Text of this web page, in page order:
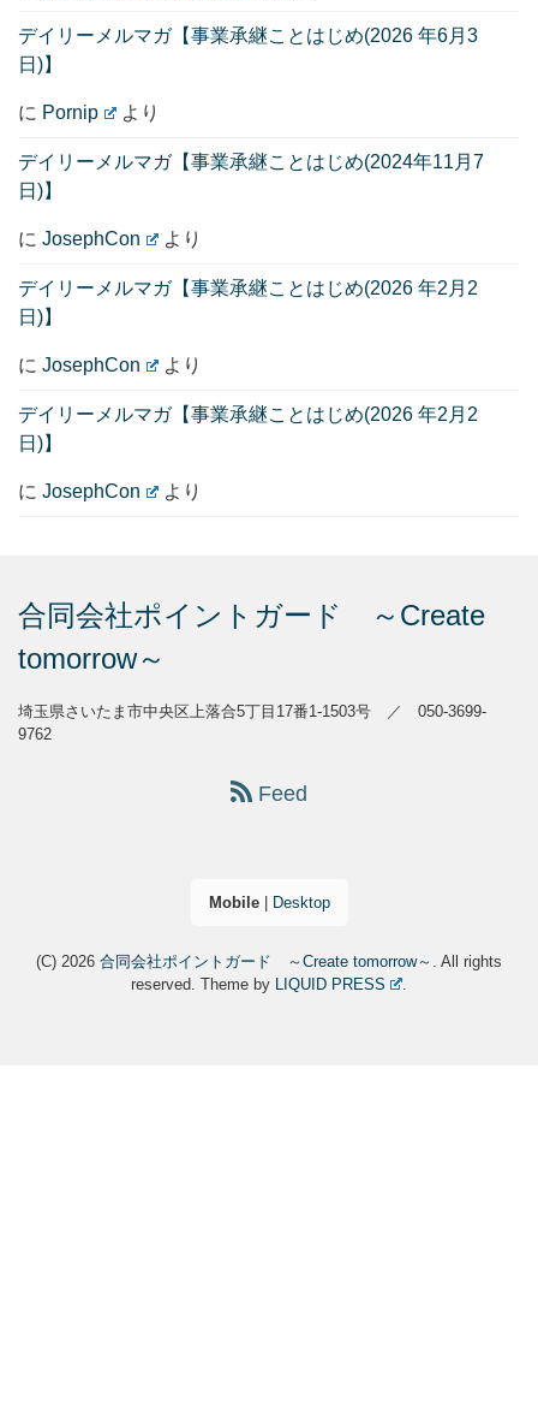
デイリーメルマガ【事業承継ことはじめ(2026 年6月3
日)】
に Pornip より
デイリーメルマガ【事業承継ことはじめ(2024年11月7
日)】
に JosephCon より
デイリーメルマガ【事業承継ことはじめ(2026 年2月2
日)】
に JosephCon より
デイリーメルマガ【事業承継ことはじめ(2026 年2月2
日)】
に JosephCon より
合同会社ポイントガード ～Create
tomorrow～
埼玉県さいたま市中央区上落合5丁目17番1-1503号 ／ 050-3699-
9762
Feed
Mobile| Desktop
(C) 2026 合同会社ポイントガード ～Create tomorrow～ . All rights
reserved.Theme by LIQUID PRESS .